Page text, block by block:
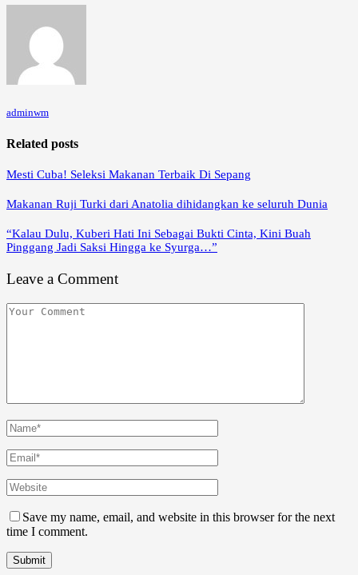
adminwm
Related posts
Mesti Cuba! Seleksi Makanan Terbaik Di Sepang
Makanan Ruji Turki dari Anatolia dihidangkan ke seluruh Dunia
“Kalau Dulu, Kuberi Hati Ini Sebagai Bukti Cinta, Kini Buah
Pinggang Jadi Saksi Hingga ke Syurga…”
Leave a Comment
Save my name, email, and website in this browser for the next
time I comment.